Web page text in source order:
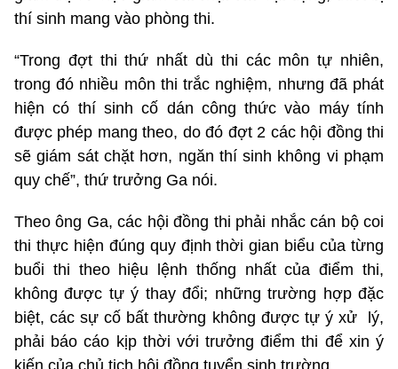
thí sinh mang vào phòng thi.
“Trong đợt thi thứ nhất dù thi các môn tự nhiên,
trong đó nhiều môn thi trắc nghiệm, nhưng đã phát
hiện có thí sinh cố dán công thức vào máy tính
được phép mang theo, do đó đợt 2 các hội đồng thi
sẽ giám sát chặt hơn, ngăn thí sinh không vi phạm
quy chế”, thứ trưởng Ga nói.
Theo ông Ga, các hội đồng thi phải nhắc cán bộ coi
thi thực hiện đúng quy định thời gian biểu của từng
buổi thi theo hiệu lệnh thống nhất của điểm thi,
không được tự ý thay đổi; những trường hợp đặc
biệt, các sự cố bất thường không được tự ý xử lý,
phải báo cáo kịp thời với trưởng điểm thi để xin ý
kiến của chủ tịch hội đồng tuyển sinh trường.